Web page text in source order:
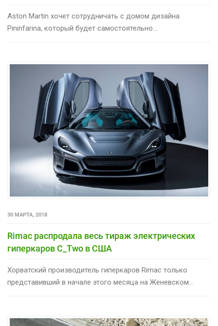
Aston Martin хочет сотрудничать с домом дизайна
Pininfarina, который будет самостоятельно...
30 МАРТА, 2018
Rimac распродала весь тираж электрических
гиперкаров C_Two в США
Хорватский производитель гиперкаров Rimac только
представивший в начале этого месяца на Женевском...